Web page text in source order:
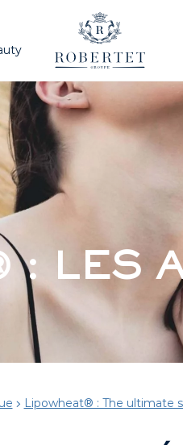
: LES
Lipowheat® : The ultimate